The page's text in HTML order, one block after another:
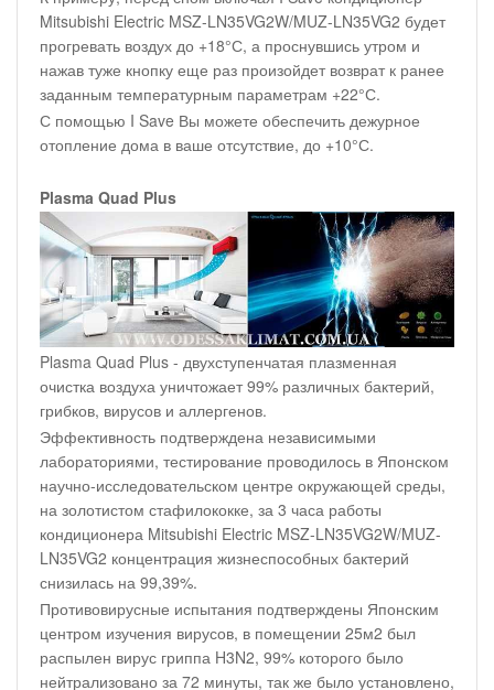
Mitsubishi Electric MSZ-LN35VG2W/MUZ-LN35VG2 будет
прогревать воздух до +18°С, а проснувшись утром и
нажав туже кнопку еще раз произойдет возврат к ранее
заданным температурным параметрам +22°С.
С помощью I Save Вы можете обеспечить дежурное
отопление дома в ваше отсутствие, до +10°С.
Plasma Quad Plus
Plasma Quad Plus - двухступенчатая плазменная
очистка воздуха уничтожает 99% различных бактерий,
грибков, вирусов и аллергенов.
Эффективность подтверждена независимыми
лабораториями, тестирование проводилось в Японском
научно-исследовательском центре окружающей среды,
на золотистом стафилококке, за 3 часа работы
кондиционера Mitsubishi Electric MSZ-LN35VG2W/MUZ-
LN35VG2 концентрация жизнеспособных бактерий
снизилась на 99,39%.
Противовирусные испытания подтверждены Японским
центром изучения вирусов, в помещении 25м2 был
распылен вирус гриппа H3N2, 99% которого было
нейтрализовано за 72 минуты, так же было установлено,